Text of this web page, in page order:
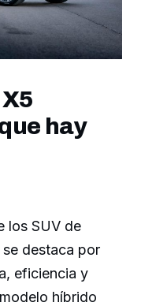
hay
los SUV de
destaca por
eficiencia y
híbrido